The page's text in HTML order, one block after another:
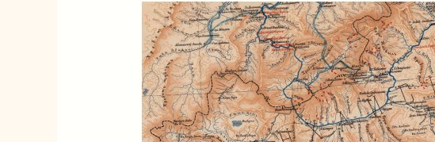
01/13
Lost
Tuvans
or
Last
Speakers
of
Tuhan?